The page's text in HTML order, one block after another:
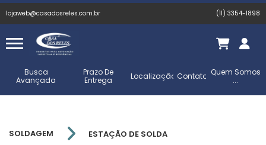
lojaweb@casadosreles.com.br (11) 3354-1898
Busca
Avançada
Prazo De
Entrega
Localização Contato Quem Somos
...
SOLDAGEM ESTAÇÃO DE SOLDA